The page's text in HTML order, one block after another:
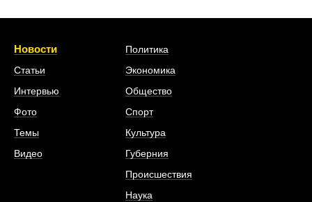
Новости
Статьи
Интервью
Фото
Темы
Видео
Политика
Экономика
Общество
Спорт
Культура
Губерния
Происшествия
Наука